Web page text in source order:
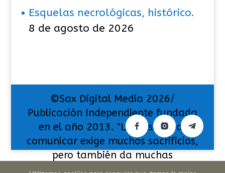
Esquelas necrológicas, histórico.
8 de agosto de 2026
©Sax Digital Media 2026/
Publicación Independiente fundada
en el año 2013. "La pasión por
comunicar exige muchos sacrificios,
pero también da muchas
satisfacciones".